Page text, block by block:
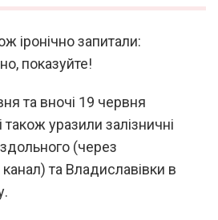
іронічно запитали:
показуйте!
та вночі 19 червня
також уразили залізничні
(через
та Владиславівки в